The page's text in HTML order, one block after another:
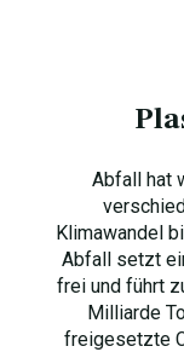
Abfall hat
Klimawandel
Abfall setzt
frei und führt
Milliarde
freigesetzte